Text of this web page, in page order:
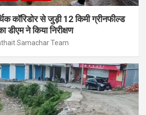
कॉरिडोर से जुड़ी 12 किमी ग्रीनफील्ड
डीएम ने किया निरीक्षण
Samachar Team